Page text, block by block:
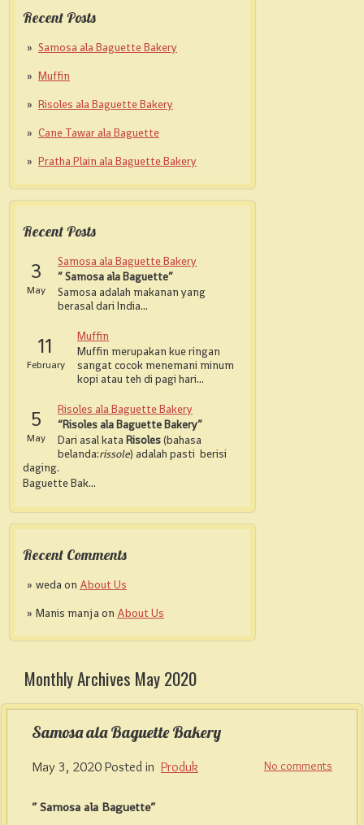
Recent Posts
Samosa ala Baguette Bakery
Muffin
Risoles ala Baguette Bakery
Cane Tawar ala Baguette
Pratha Plain ala Baguette Bakery
Recent Posts
3
May
Samosa ala Baguette Bakery
” Samosa ala Baguette”
Samosa adalah makanan yang
berasal dari India...
11
February
Muffin
Muffin merupakan kue ringan
sangat cocok menemani minum
kopi atau teh di pagi hari...
5
May
Risoles ala Baguette Bakery
“Risoles ala Baguette Bakery”
Dari asal kata Risoles(bahasa
belanda:rissole) adalah pasti berisi
daging.
Baguette Bak...
Recent Comments
weda on About Us
Manis manja on About Us
Monthly Archives May 2020
Samosa ala Baguette Bakery
May 3, 2020 Posted in Produk No comments
” Samosa ala Baguette”